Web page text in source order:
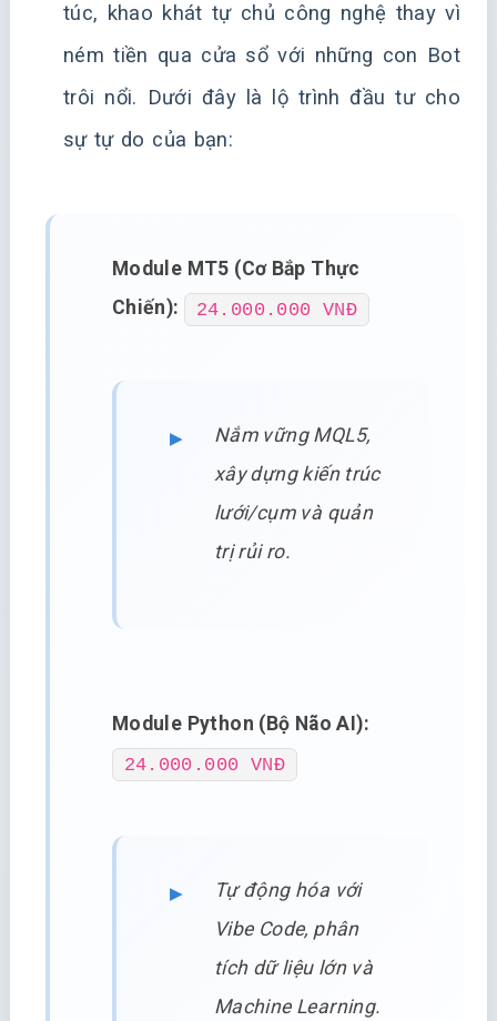
túc, khao khát tự chủ công nghệ thay vì
ném tiền qua cửa sổ với những con Bot
trôi nổi. Dưới đây là lộ trình đầu tư cho
sự tự do của bạn:
Module MT5 (Cơ Bắp Thực
Chiến):
24.000.000 VNĐ
Nắm vững MQL5,
xây dựng kiến trúc
lưới/cụm và quản
trị rủi ro.
Module Python (Bộ Não AI):
24.000.000 VNĐ
Tự động hóa với
Vibe Code, phân
tích dữ liệu lớn và
Machine Learning.